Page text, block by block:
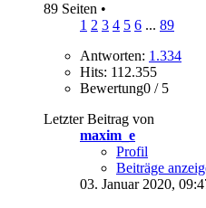
89 Seiten •
1 2 3 4 5 6 ... 89
Antworten: 1.334
Hits: 112.355
Bewertung0 / 5
Letzter Beitrag von
maxim_e
Profil
Beiträge
03. Januar 2020,